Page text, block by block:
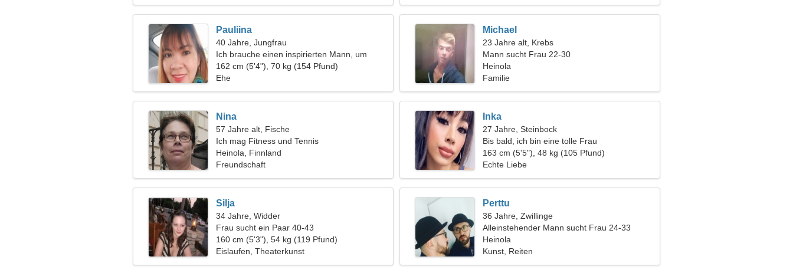
Pauliina
40 Jahre, Jungfrau
Ich brauche einen inspirierten Mann, um
zusammen zu tanzen
162 cm (5'4"), 70 kg (154 Pfund)
Ehe
Michael
23 Jahre alt, Krebs
Mann sucht Frau 22-30
Heinola
Familie
Nina
57 Jahre alt, Fische
Ich mag Fitness und Tennis
Heinola, Finnland
Freundschaft
Inka
27 Jahre, Steinbock
Bis bald, ich bin eine tolle Frau
163 cm (5'5"), 48 kg (105 Pfund)
Echte Liebe
Silja
34 Jahre, Widder
Frau sucht ein Paar 40-43
160 cm (5'3"), 54 kg (119 Pfund)
Eislaufen, Theaterkunst
Perttu
36 Jahre, Zwillinge
Alleinstehender Mann sucht Frau 24-33
Heinola
Kunst, Reiten